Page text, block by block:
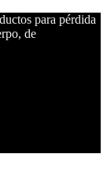
para pérdida
de